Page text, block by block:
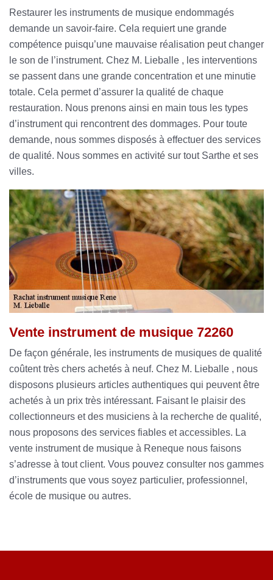
Restaurer les instruments de musique endommagés
demande un savoir-faire. Cela requiert une grande
compétence puisqu’une mauvaise réalisation peut changer
le son de l’instrument. Chez M. Lieballe , les interventions
se passent dans une grande concentration et une minutie
totale. Cela permet d’assurer la qualité de chaque
restauration. Nous prenons ainsi en main tous les types
d’instrument qui rencontrent des dommages. Pour toute
demande, nous sommes disposés à effectuer des services
de qualité. Nous sommes en activité sur tout Sarthe et ses
villes.
Vente instrument de musique 72260
De façon générale, les instruments de musiques de qualité
coûtent très chers achetés à neuf. Chez M. Lieballe , nous
disposons plusieurs articles authentiques qui peuvent être
achetés à un prix très intéressant. Faisant le plaisir des
collectionneurs et des musiciens à la recherche de qualité,
nous proposons des services fiables et accessibles. La
vente instrument de musique à Reneque nous faisons
s’adresse à tout client. Vous pouvez consulter nos gammes
d’instruments que vous soyez particulier, professionnel,
école de musique ou autres.